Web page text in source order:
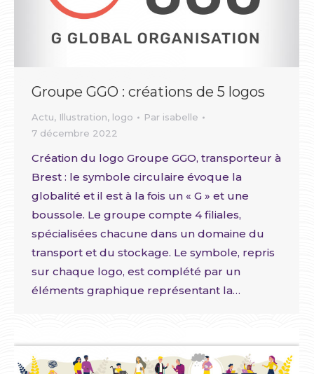
Groupe GGO : créations de 5 logos
Actu, Illustration, logo Par isabelle
7 décembre 2022
Création du logo Groupe GGO, transporteur à
Brest : le symbole circulaire évoque la
globalité et il est à la fois un « G » et une
boussole. Le groupe compte 4 filiales,
spécialisées chacune dans un domaine du
transport et du stockage. Le symbole, repris
sur chaque logo, est complété par un
éléments graphique représentant la…